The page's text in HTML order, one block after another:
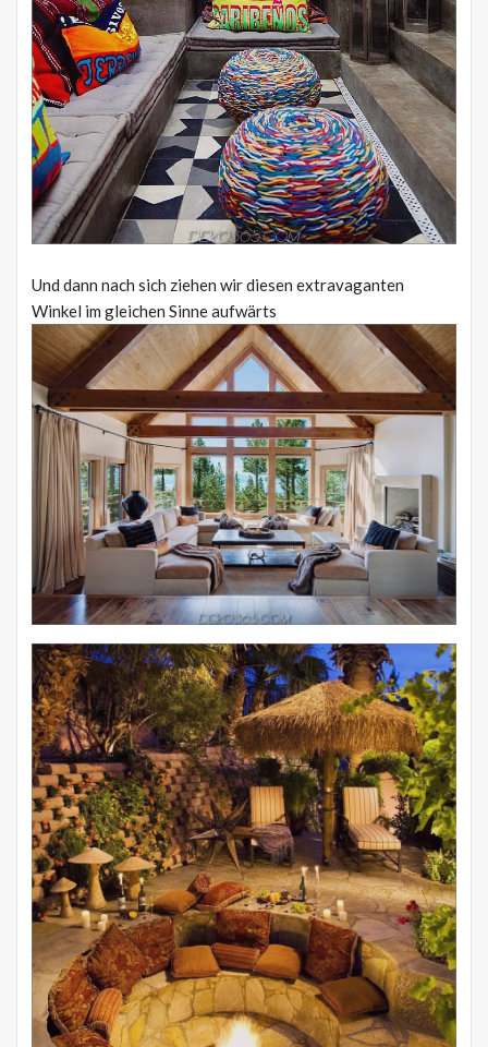
Und dann nach sich ziehen wir diesen extravaganten
Winkel im gleichen Sinne aufwärts